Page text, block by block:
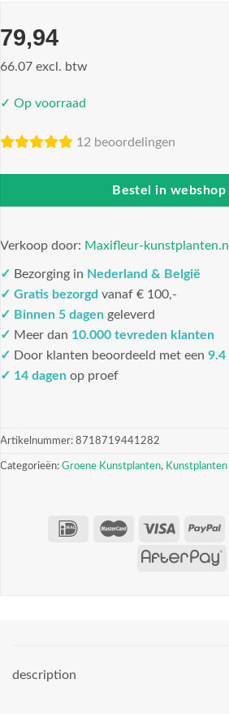
79,94
66.07 excl. btw
✓ Op voorraad
12 beoordelingen
Bestel in webshop
Verkoop door: Maxifleur-kunstplanten.nl
✓ Bezorging in Nederland & België
✓ Gratis bezorgd vanaf € 100,-
✓ Binnen 5 dagen geleverd
✓ Meer dan 10.000 tevreden klanten
✓ Door klanten beoordeeld met een 9.4
✓ 14 dagen op proef
Artikelnummer: 8718719441282
Categorieën: Groene Kunstplanten, Kunstplanten
description